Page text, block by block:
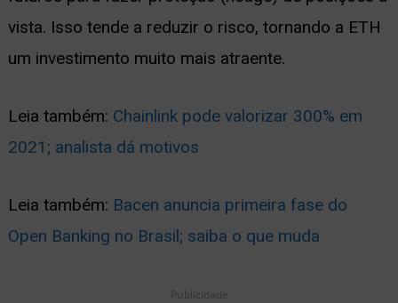
vista. Isso tende a reduzir o risco, tornando a ETH
um investimento muito mais atraente.
Leia também: Chainlink pode valorizar 300% em
2021; analista dá motivos
Leia também: Bacen anuncia primeira fase do
Open Banking no Brasil; saiba o que muda
Publicidade